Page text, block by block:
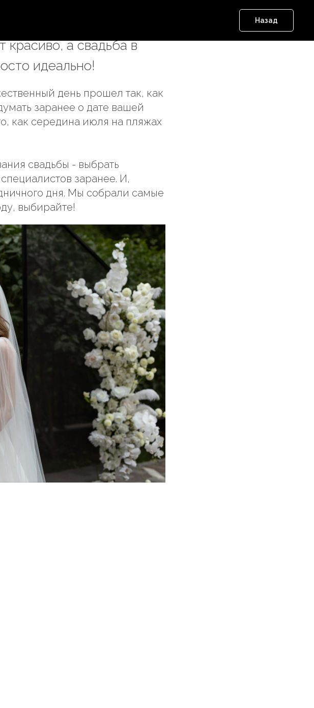
Назад
красиво, а свадьба в
идеально!
день прошел так, как
заранее о дате вашей
как середина июля на пляжах
свадьбы - выбрать
заранее. И,
дня. Мы собрали самые
выбирайте!